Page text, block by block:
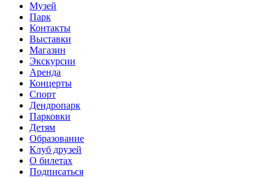
Музей
Парк
Контакты
Выставки
Магазин
Экскурсии
Аренда
Концерты
Спорт
Дендропарк
Парковки
Детям
Образование
Клуб друзей
О билетах
Подписаться